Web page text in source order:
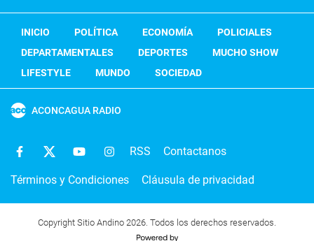
INICIO POLÍTICA ECONOMÍA
POLICIALES
DEPARTAMENTALES
DEPORTES
MUCHO SHOW
LIFESTYLE
MUNDO SOCIEDAD
ACONCAGUA RADIO
RSS Contactanos
Términos y Condiciones Cláusula de privacidad
Copyright Sitio Andino 2026. Todos los derechos reservados.